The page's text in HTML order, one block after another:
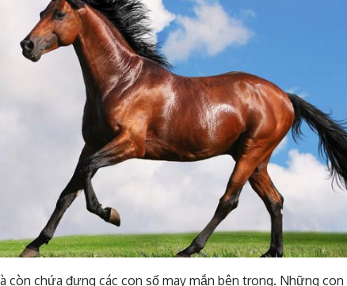
còn chứa đựng các con số may mắn bên trong. Những con